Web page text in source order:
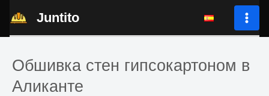
содержимому
Juntito
Обшивка стен гипсокартоном в
Аликанте